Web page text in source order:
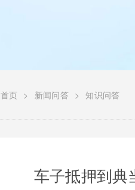
首页 > 新闻问答 > 知识问答
车子抵押到典